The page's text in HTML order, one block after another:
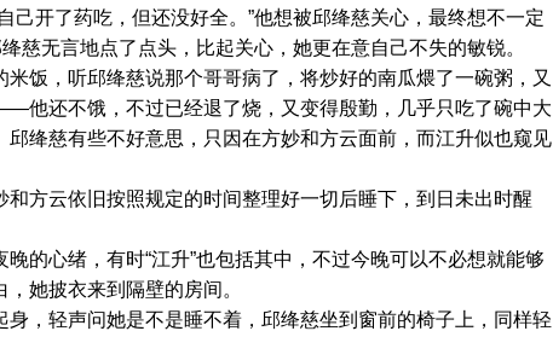
开了药吃，但还没好全。”他想被邱绛慈关心，最终想不一定
慈无言地点了点头，比起关心，她更在意自己不失的敏锐。
，听邱绛慈说那个哥哥病了，将炒好的南瓜煨了一碗粥，又
他还不饿，不过已经退了烧，又变得殷勤，几乎只吃了碗中大
绛慈有些不好意思，只因在方妙和方云面前，而江升似也窥见
云依旧按照规定的时间整理好一切后睡下，到日未出时醒
心绪，有时“江升”也包括其中，不过今晚可以不必想就能够
她披衣来到隔壁的房间。
轻声问她是不是睡不着，邱绛慈坐到窗前的椅子上，同样轻